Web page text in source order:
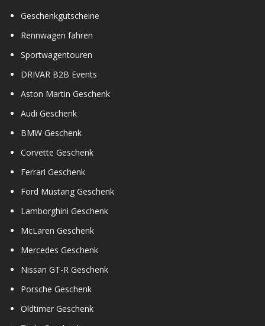
Geschenkgutscheine
Rennwagen fahren
Sportwagentouren
DRIVAR B2B Events
Aston Martin Geschenk
Audi Geschenk
BMW Geschenk
Corvette Geschenk
Ferrari Geschenk
Ford Mustang Geschenk
Lamborghini Geschenk
McLaren Geschenk
Mercedes Geschenk
Nissan GT-R Geschenk
Porsche Geschenk
Oldtimer Geschenk